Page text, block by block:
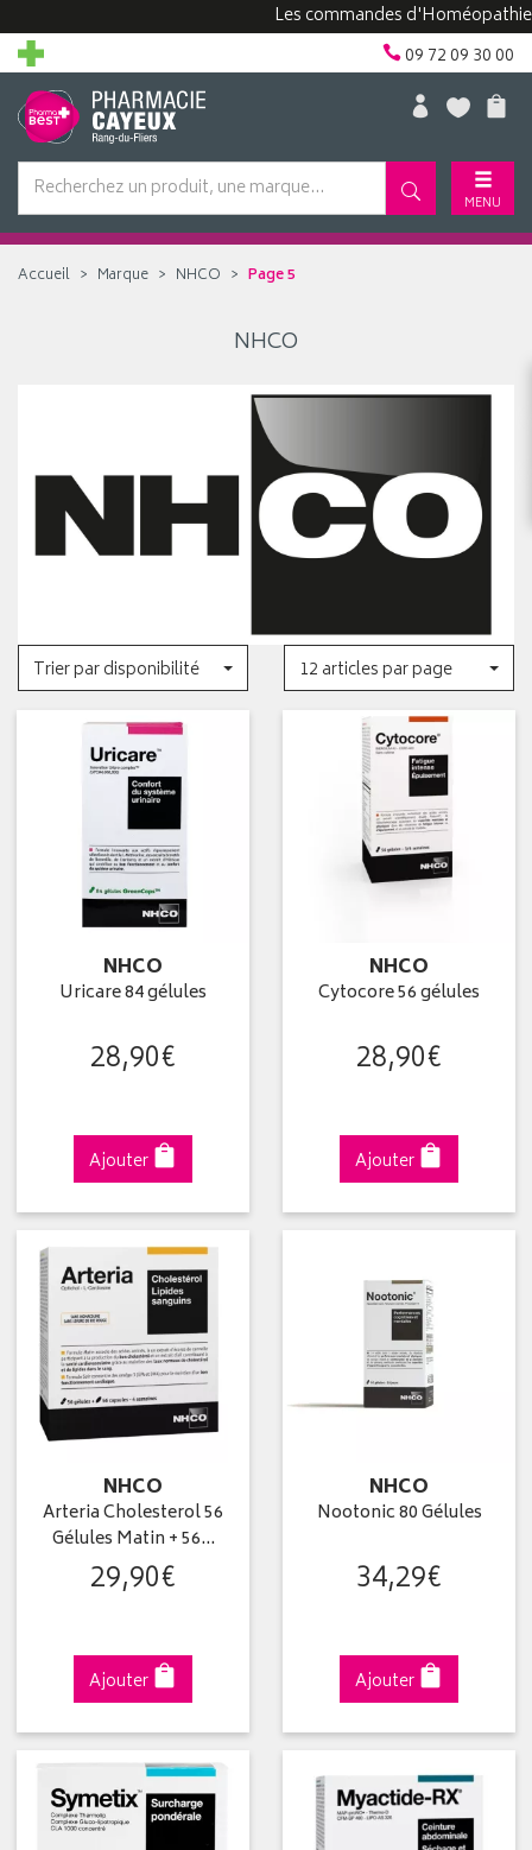
Les commandes d'Homéopathie
09 72 09 30 00
MENU
Accueil Marque NHCO Page 5
NHCO
Trier par disponibilité 12 articles par page
NHCO
Uricare 84 gélules
28,90€
Ajouter
NHCO
Cytocore 56 gélules
28,90€
Ajouter
NHCO
Arteria Cholesterol 56
Gélules Matin + 56…
29,90€
Ajouter
NHCO
Nootonic 80 Gélules
34,29€
Ajouter